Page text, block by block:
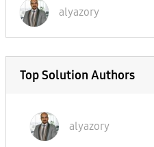
alyazory
Top Solution Authors
alyazory